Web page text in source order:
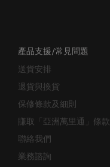
產品支援/常見問題
送貨安排
退貨與換貨
保修條款及細則
賺取「亞洲萬里通」條款
聯絡我們
業務諮詢